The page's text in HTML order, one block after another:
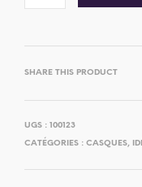
SHARE THIS PRODUCT
UGS : 100123
CATÉGORIES : CASQUES,